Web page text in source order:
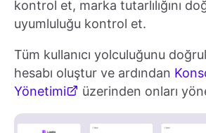
kontrol et, marka tutarlılığını
uyumluluğu kontrol et.
Tüm kullanıcı yolculuğunu
hesabı oluştur ve ardından
Yönetimi
üzerinden onları